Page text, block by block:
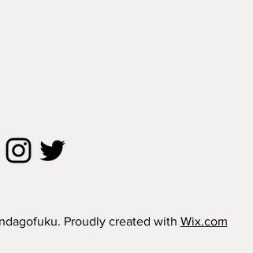
Proudly created with Wix.com